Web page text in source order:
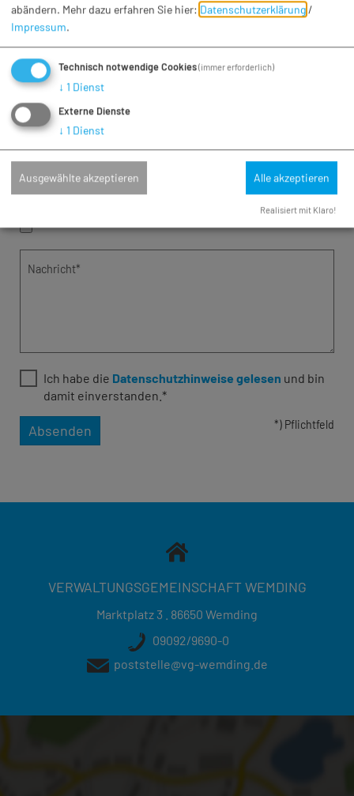
Firma
Telefon
Fax
E-Mail*
Nachricht*
Ich habe die Datenschutzhinweise gelesen und bin
damit einverstanden.*
Absenden *) Pflichtfeld
VERWALTUNGSGEMEINSCHAFT WEMDING
Marktplatz 3 . 86650 Wemding
09092/9690-0
poststelle@vg-wemding.de
abändern. Mehr dazu erfahren Sie hier: Datenschutzerklärung /
Impressum.
Technisch notwendige Cookies(immer erforderlich)
↓ 1 Dienst
Externe Dienste
↓ 1 Dienst
Ausgewählte akzeptieren Alle akzeptieren
Realisiert mit Klaro!